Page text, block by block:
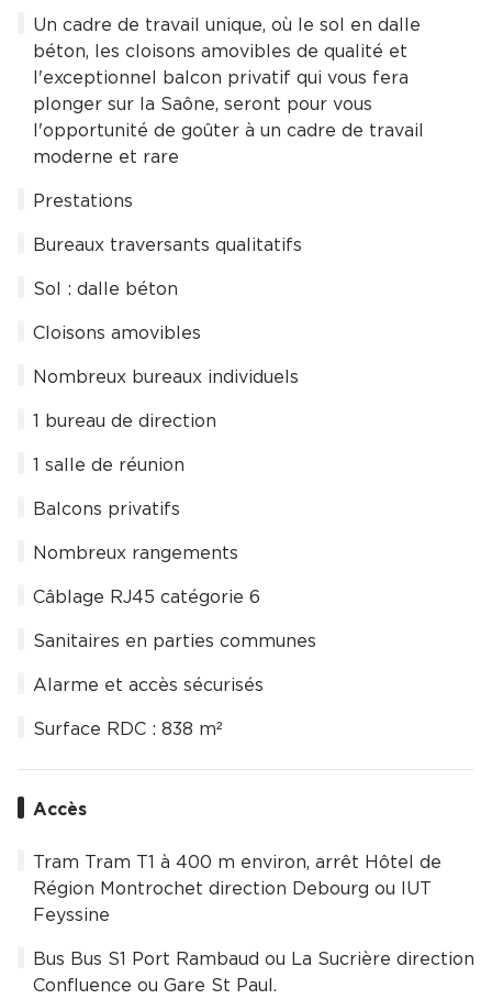
Un cadre de travail unique, où le sol en dalle
béton, les cloisons amovibles de qualité et
l'exceptionnel balcon privatif qui vous fera
plonger sur la Saône, seront pour vous
l'opportunité de goûter à un cadre de travail
moderne et rare
Prestations
Bureaux traversants qualitatifs
Sol : dalle béton
Cloisons amovibles
Nombreux bureaux individuels
1 bureau de direction
1 salle de réunion
Balcons privatifs
Nombreux rangements
Câblage RJ45 catégorie 6
Sanitaires en parties communes
Alarme et accès sécurisés
Surface RDC : 838 m²
Accès
Tram Tram T1 à 400 m environ, arrêt Hôtel de
Région Montrochet direction Debourg ou IUT
Feyssine
Bus Bus S1 Port Rambaud ou La Sucrière direction
Confluence ou Gare St Paul.